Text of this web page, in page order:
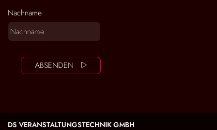
Nachname
ABSENDEN
DS VERANSTALTUNGSTECHNIK GMBH